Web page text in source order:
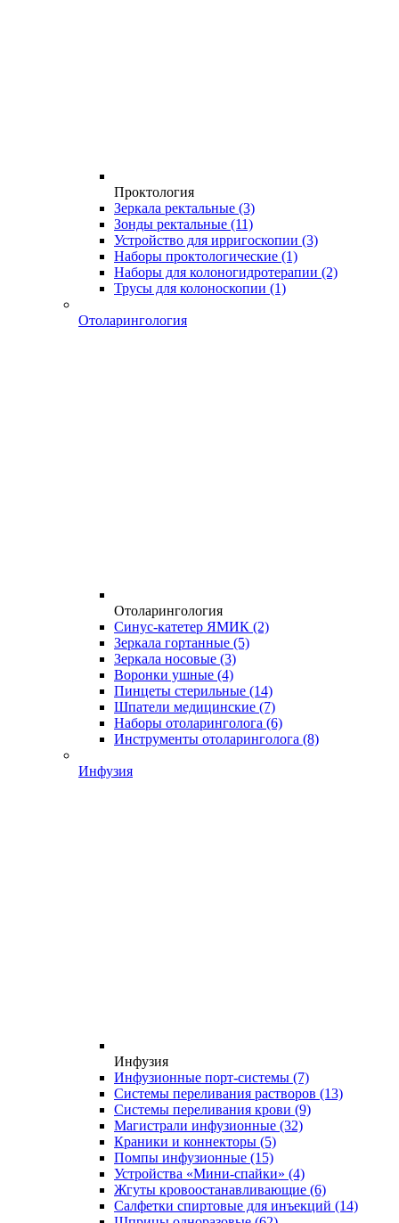
Проктология
Зеркала ректальные (3)
Зонды ректальные (11)
Устройство для ирригоскопии (3)
Наборы проктологические (1)
Наборы для колоногидротерапии (2)
Трусы для колоноскопии (1)
Отоларингология
Отоларингология
Синус-катетер ЯМИК (2)
Зеркала гортанные (5)
Зеркала носовые (3)
Воронки ушные (4)
Пинцеты стерильные (14)
Шпатели медицинские (7)
Наборы отоларинголога (6)
Инструменты отоларинголога (8)
Инфузия
Инфузия
Инфузионные порт-системы (7)
Системы переливания растворов (13)
Системы переливания крови (9)
Магистрали инфузионные (32)
Краники и коннекторы (5)
Помпы инфузионные (15)
Устройства «Мини-спайки» (4)
Жгуты кровоостанавливающие (6)
Салфетки спиртовые для инъекций (14)